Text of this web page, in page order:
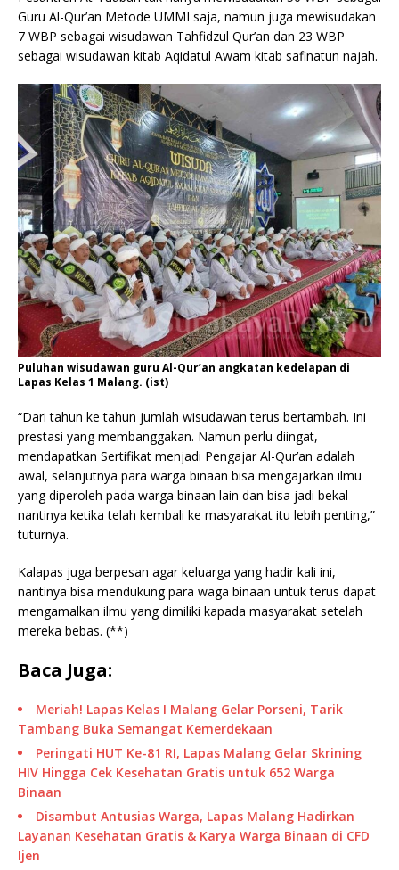
Guru Al-Qur’an Metode UMMI saja, namun juga mewisudakan
7 WBP sebagai wisudawan Tahfidzul Qur’an dan 23 WBP
sebagai wisudawan kitab Aqidatul Awam kitab safinatun najah.
Puluhan wisudawan guru Al-Qur’an angkatan kedelapan di
Lapas Kelas 1 Malang. (ist)
“Dari tahun ke tahun jumlah wisudawan terus bertambah. Ini
prestasi yang membanggakan. Namun perlu diingat,
mendapatkan Sertifikat menjadi Pengajar Al-Qur’an adalah
awal, selanjutnya para warga binaan bisa mengajarkan ilmu
yang diperoleh pada warga binaan lain dan bisa jadi bekal
nantinya ketika telah kembali ke masyarakat itu lebih penting,”
tuturnya.
Kalapas juga berpesan agar keluarga yang hadir kali ini,
nantinya bisa mendukung para waga binaan untuk terus dapat
mengamalkan ilmu yang dimiliki kapada masyarakat setelah
mereka bebas. (**)
Baca Juga:
Meriah! Lapas Kelas I Malang Gelar Porseni, Tarik
Tambang Buka Semangat Kemerdekaan
Peringati HUT Ke-81 RI, Lapas Malang Gelar Skrining
HIV Hingga Cek Kesehatan Gratis untuk 652 Warga
Binaan
Disambut Antusias Warga, Lapas Malang Hadirkan
Layanan Kesehatan Gratis & Karya Warga Binaan di CFD
Ijen